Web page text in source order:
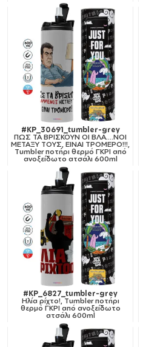
#KP_30691_tumbler-grey
ΠΩΣ ΤΑ ΒΡΙΣΚΟΥΝ ΟΙ ΒΛΑ....ΝΟΙ
ΜΕΤΑΞΥ ΤΟΥΣ, ΕΙΝΑΙ ΤΡΟΜΕΡΟ!!!,
Tumbler ποτήρι θερμό ΓΚΡΙ από
ανοξείδωτο ατσάλι 600ml
#KP_6827_tumbler-grey
Ηλία ρίχτο!, Tumbler ποτήρι
θερμό ΓΚΡΙ από ανοξείδωτο
ατσάλι 600ml